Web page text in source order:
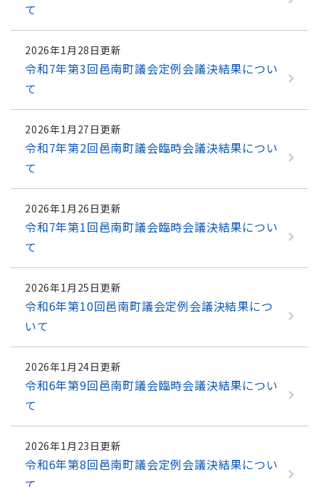
て
2026年1月28日更新
令和7年第3回邑南町議会定例会議決結果につい
て
2026年1月27日更新
令和7年第2回邑南町議会臨時会議決結果につい
て
2026年1月26日更新
令和7年第1回邑南町議会臨時会議決結果につい
て
2026年1月25日更新
令和6年第10回邑南町議会定例会議決結果につ
いて
2026年1月24日更新
令和6年第9回邑南町議会臨時会議決結果につい
て
2026年1月23日更新
令和6年第8回邑南町議会定例会議決結果につい